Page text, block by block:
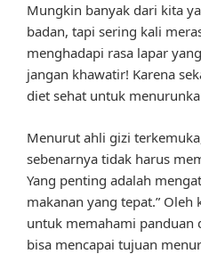
Mungkin banyak dari kita
badan, tapi sering kali
menghadapi rasa lapar
jangan khawatir! Karena
diet sehat untuk
Menurut ahli gizi
sebenarnya tidak harus
Yang penting adalah
makanan yang tepat.”
untuk memahami panduan
bisa mencapai tujuan